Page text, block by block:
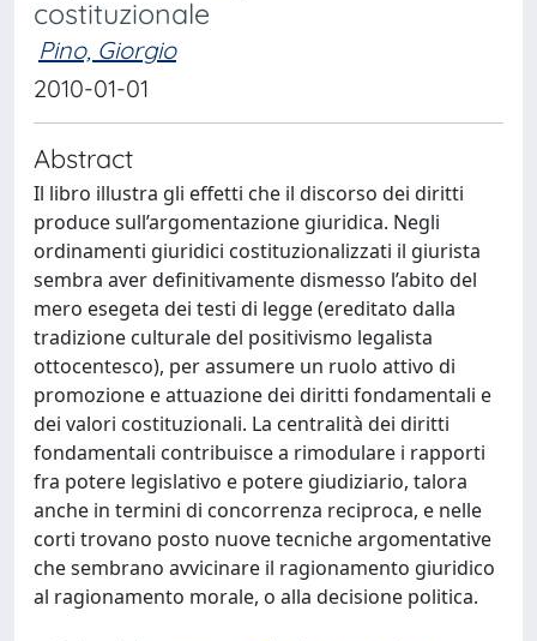
costituzionale
Pino, Giorgio
2010-01-01
Abstract
Il libro illustra gli effetti che il discorso dei diritti
produce sull’argomentazione giuridica. Negli
ordinamenti giuridici costituzionalizzati il giurista
sembra aver definitivamente dismesso l’abito del
mero esegeta dei testi di legge (ereditato dalla
tradizione culturale del positivismo legalista
ottocentesco), per assumere un ruolo attivo di
promozione e attuazione dei diritti fondamentali e
dei valori costituzionali. La centralità dei diritti
fondamentali contribuisce a rimodulare i rapporti
fra potere legislativo e potere giudiziario, talora
anche in termini di concorrenza reciproca, e nelle
corti trovano posto nuove tecniche argomentative
che sembrano avvicinare il ragionamento giuridico
al ragionamento morale, o alla decisione politica.